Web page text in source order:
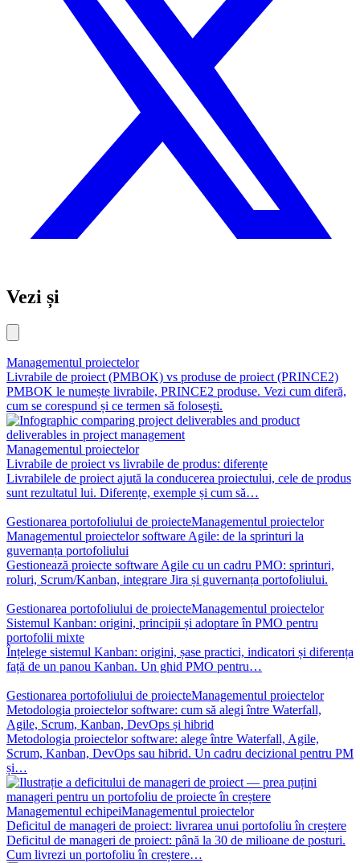
Vezi și
Managementul proiectelor
Livrabile de proiect (PMBOK) vs produse de proiect (PRINCE2)
PMBOK le numește livrabile, PRINCE2 produse. Vezi cum diferă,
cum se corespund și ce termen să folosești.
Managementul proiectelor
Livrabile de proiect vs livrabile de produs: diferențe
Livrabilele de proiect ajută la conducerea proiectului, cele de produs
sunt rezultatul lui. Diferențe, exemple și cum să…
Gestionarea portofoliului de proiecteManagementul proiectelor
Managementul proiectelor software Agile: de la sprinturi la
guvernanța portofoliului
Gestionează proiecte software Agile cu un cadru PMO: sprinturi,
roluri, Scrum/Kanban, integrare Jira și guvernanța portofoliului.
Gestionarea portofoliului de proiecteManagementul proiectelor
Sistemul Kanban: origini, principii și adoptare în PMO pentru
portofolii mixte
Înțelege sistemul Kanban: origini, șase practici, indicatori și diferența
față de un panou Kanban. Un ghid PMO pentru…
Gestionarea portofoliului de proiecteManagementul proiectelor
Metodologia proiectelor software: cum să alegi între Waterfall,
Agile, Scrum, Kanban, DevOps și hibrid
Metodologia proiectelor software: alege între Waterfall, Agile,
Scrum, Kanban, DevOps sau hibrid. Un cadru decizional pentru PM
și…
Managementul echipeiManagementul proiectelor
Deficitul de manageri de proiect: livrarea unui portofoliu în creștere
Deficitul de manageri de proiect: până la 30 de milioane de posturi.
Cum livrezi un portofoliu în creștere…